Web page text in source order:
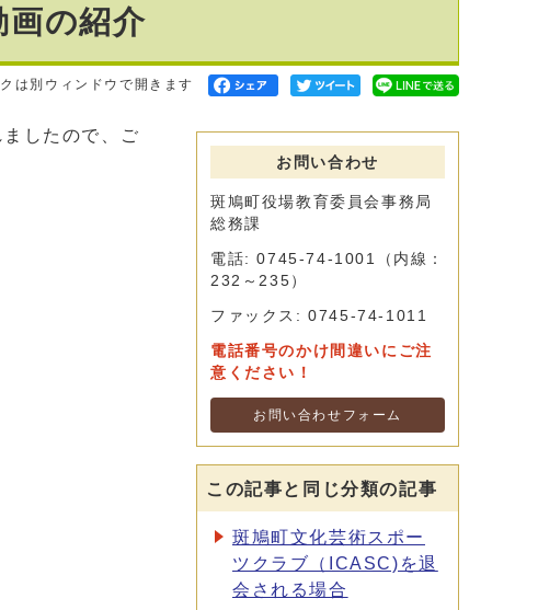
画の紹介
は別ウィンドウで開きます
したので、ご
お問い合わせ
斑鳩町役場教育委員会事務局
総務課
電話: 0745-74-1001（内線：
232～235）
ファックス: 0745-74-1011
電話番号のかけ間違いにご注
意ください！
お問い合わせフォーム
この記事と同じ分類の記事
斑鳩町文化芸術スポー
ツクラブ（ICASC)を退
会される場合